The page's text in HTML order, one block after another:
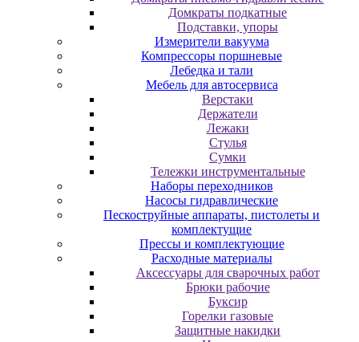
Домкраты подкатные
Подставки, упоры
Измерители вакуума
Компрессоры поршневые
Лебедка и тали
Мебель для автосервиса
Верстаки
Держатели
Лежаки
Стулья
Сумки
Тележки инструментальные
Наборы переходников
Насосы гидравлические
Пескоструйные аппараты, пистолеты и
комплектущие
Прессы и комплектующие
Расходные материалы
Аксессуары для сварочных работ
Брюки рабочие
Буксир
Горелки газовые
Защитные накидки